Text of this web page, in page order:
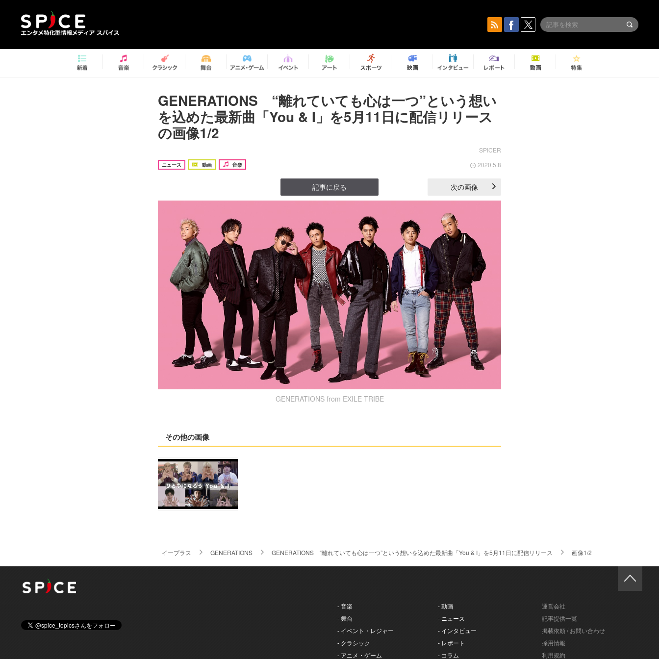
GENERATIONS “離れていても心は一つ”という想い
を込めた最新曲「You & I」を5月11日に配信リリース
の画像1/2
SPICER
ニュース 動画 音楽 2020.5.8
記事に戻る 次の画像
GENERATIONS from EXILE TRIBE
その他の画像
イープラス GENERATIONS GENERATIONS “離れていても心は一つ”という想いを込めた最新曲「You & I」を5月11日に配信リリース 画像1/2
- 音楽
- 舞台
- イベント・レジャー
- クラシック
- アニメ・ゲーム
- 動画
- ニュース
- インタビュー
- レポート
- コラム
運営会社
記事提供一覧
掲載依頼 / お問い合わせ
採用情報
利用規約